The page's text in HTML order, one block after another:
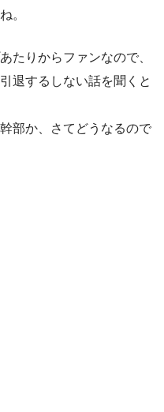
。
たりからファンなので、
退するしない話を聞くと
部か、さてどうなるので